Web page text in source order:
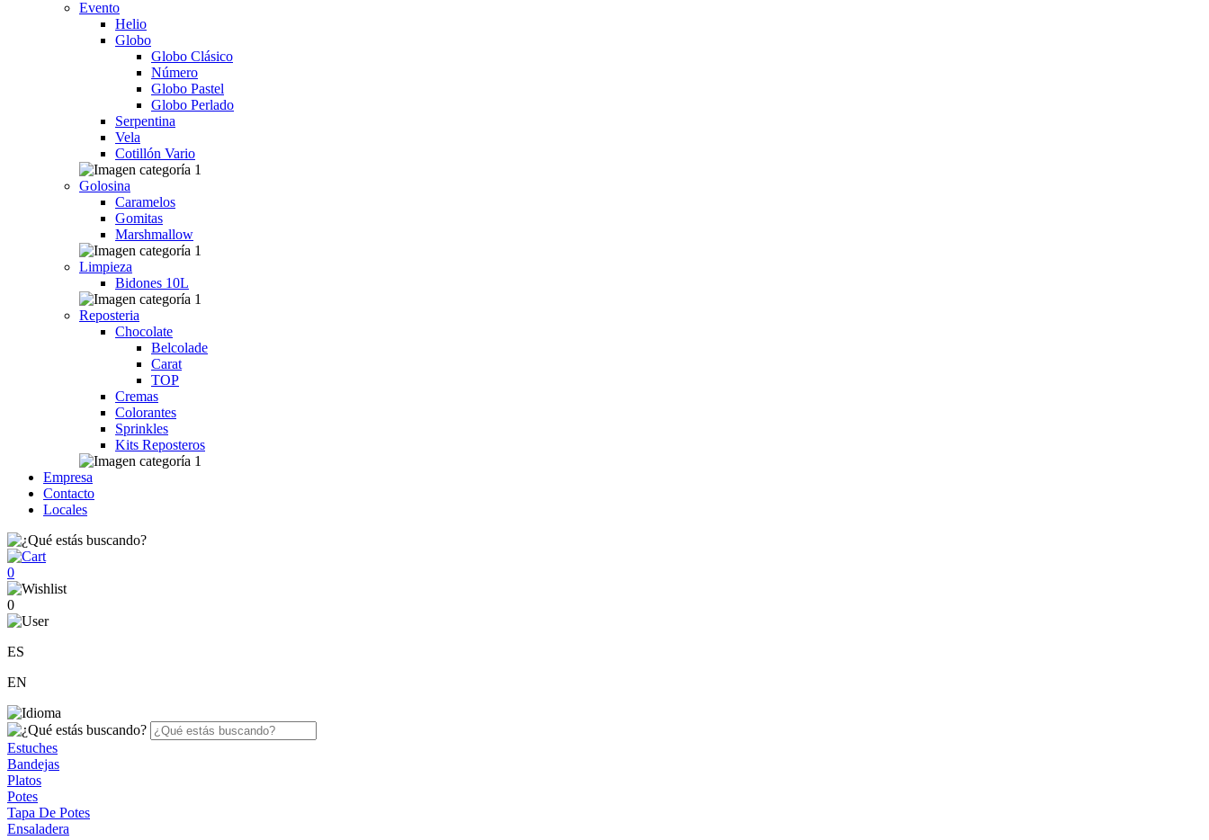
Evento
Helio
Globo
Globo Clásico
Número
Globo Pastel
Globo Perlado
Serpentina
Vela
Cotillón Vario
Golosina
Caramelos
Gomitas
Marshmallow
Limpieza
Bidones 10L
Reposteria
Chocolate
Belcolade
Carat
TOP
Cremas
Colorantes
Sprinkles
Kits Reposteros
Empresa
Contacto
Locales
0
0
ES
EN
Estuches
Bandejas
Platos
Potes
Tapa De Potes
Ensaladera